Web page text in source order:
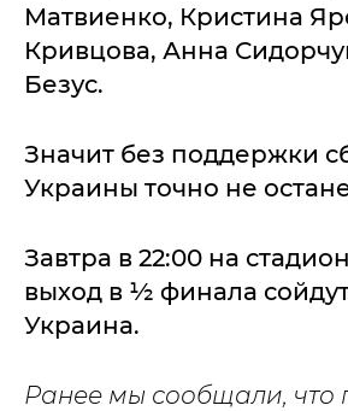
Матвиенко, Кристина
Кривцова, Анна
Безус.
Значит без поддержки
Украины точно не
Завтра в 22:00 на
выход в ½ финала
Украина.
Ранее мы сообщали, что